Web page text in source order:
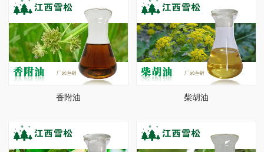
香附油 柴胡油